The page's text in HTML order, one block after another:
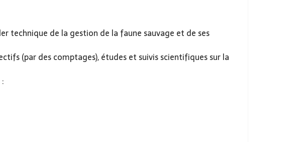
technique de la gestion de la faune sauvage et de ses
(par des comptages), études et suivis scientifiques sur la